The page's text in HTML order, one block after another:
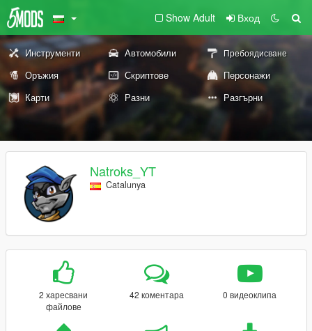
Show Adult Вход
Инструменти Автомобили Пребоядисване
Оръжия Скриптове
Персонажи
Карти
Разни Разгърни
Natroks_YT
Catalunya
2 харесвани
файлове
42 коментара 0 видеоклипа